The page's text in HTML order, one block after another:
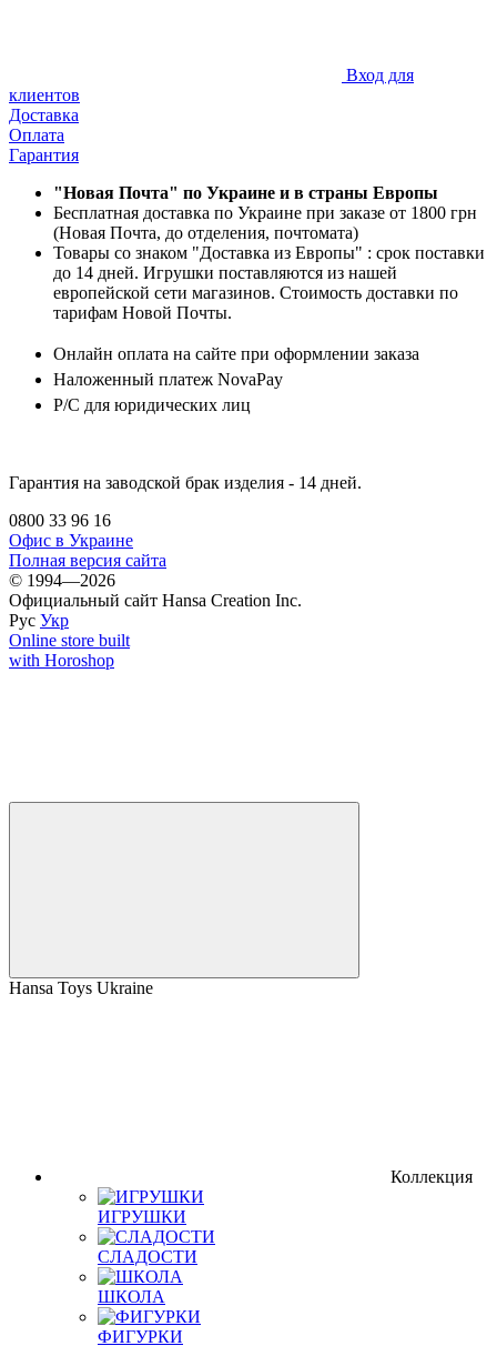
Вход для
клиентов
Доставка
Оплата
Гарантия
"Новая Почта" по Украине и в страны Европы
Бесплатная доставка по Украине при заказе от 1800 грн
(Новая Почта, до отделения, почтомата)
Товары со знаком "Доставка из Европы" : срок поставки
до 14 дней. Игрушки поставляются из нашей
европейской сети магазинов. Стоимость доставки по
тарифам Новой Почты.
Онлайн оплата на сайте при оформлении заказа
Наложенный платеж NovaPay
Р/С для юридических лиц
Гарантия на заводской брак изделия - 14 дней.
0800 33 96 16
Офис в Украине
Полная версия сайта
© 1994—2026
Официальный сайт Hansa Creation Inc.
Рус Укр
Online store built
with Horoshop
Hansa Toys Ukraine
Коллекция
ИГРУШКИ
СЛАДОСТИ
ШКОЛА
ФИГУРКИ